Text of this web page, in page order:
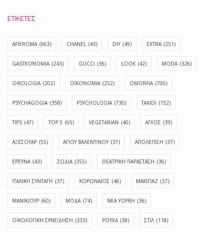
ΕΤΙΚΈΤΕΣ
AFIEROMA (663) CHANEL (43) DIY (49) EXTRA (251)
GASTRONOMIA (243) GUCCI (36) LOOK (42) MODA (326)
OIKOLOGIA (202) OIKONOMIA (252) OMORFIA (700)
PSYCHAGOGIA (358) PSYCHOLOGIA (730) TAXIDI (152)
TIPS (47) TOP 5 (65) VEGETARIAN (40) ΑΓΧΟΣ (39)
ΑΞΕΣΟΥΑΡ (55) ΑΓΊΟΥ ΒΑΛΕΝΤΊΝΟΥ (37) ΑΠΟΛΈΠΙΣΗ (37)
ΕΡΕΥΝΑ (43) ΖΩΔΙΑ (355) ΘΕΑΤΡΙΚΗ ΠΑΡΑΣΤΑΣΗ (36)
ΙΤΑΛΙΚΗ ΣΥΝΤΑΓΗ (37) ΚΟΡΩΝΑΪΟΣ (46) ΜΑΚΙΓΙΑΖ (37)
ΜΑΝΙΚΙΟΥΡ (60) ΜΟΔΑ (74) ΝΕΑ ΥΟΡΚΗ (36)
ΟΙΚΟΛΟΓΙΚΗ ΣΥΝΕΙΔΗΣΗ (333) ΡΟΥΧΑ (38) ΣΤΙΛ (118)